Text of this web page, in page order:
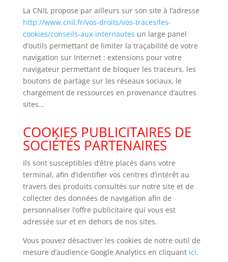
La CNIL propose par ailleurs sur son site à l’adresse
http://www.cnil.fr/vos-droits/vos-traces/les-
cookies/conseils-aux-internautes un large panel
d’outils permettant de limiter la traçabilité de votre
navigation sur Internet : extensions pour votre
navigateur permettant de bloquer les traceurs, les
boutons de partage sur les réseaux sociaux, le
chargement de ressources en provenance d’autres
sites…
COOKIES PUBLICITAIRES DE
SOCIÉTÉS PARTENAIRES
Ils sont susceptibles d’être placés dans votre
terminal, afin d’identifier vos centres d’intérêt au
travers des produits consultés sur notre site et de
collecter des données de navigation afin de
personnaliser l’offre publicitaire qui vous est
adressée sur et en dehors de nos sites.
Vous pouvez désactiver les cookies de notre outil de
mesure d’audience Google Analytics en cliquant ici.